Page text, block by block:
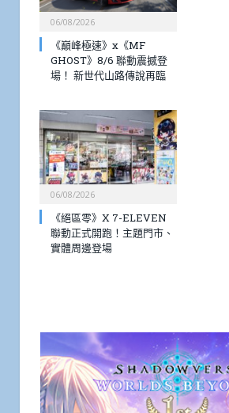
06/08/2026
《巔峰極速》x《MF
GHOST》8/6 聯動震撼登
場！ 新世代山路傳說再臨
06/08/2026
《絕區零》X 7-ELEVEN
聯動正式開跑！主題門市、
實體周邊登場